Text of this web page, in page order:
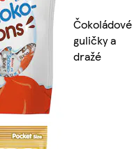
Čokoládové
guličky a
dražé